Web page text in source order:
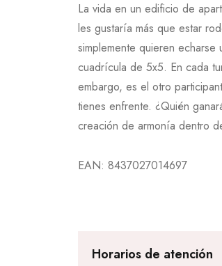
La vida en un edificio de
les gustaría más que estar
simplemente quieren
cuadrícula de 5х5. En cada
embargo, es el otro
tienes enfrente. ¿Quién
creación de armonía dentro
EAN: 8437027014697
Horarios de atención